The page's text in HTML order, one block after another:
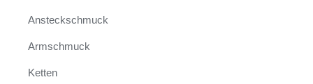
Ansteckschmuck
Armschmuck
Ketten